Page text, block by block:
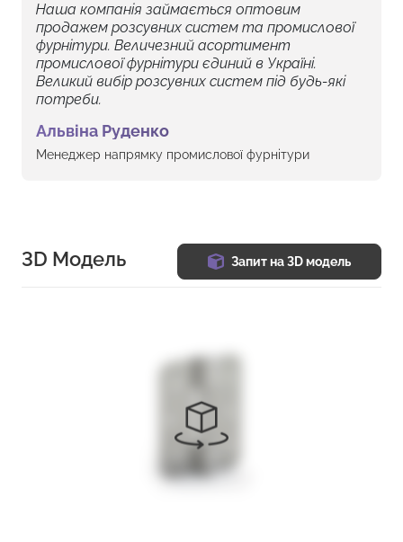
Наша компанія займається оптовим
продажем розсувних систем та промислової
фурнітури. Величезний асортимент
промислової фурнітури єдиний в Україні.
Великий вибір розсувних систем під будь-які
потреби.
Альвіна Руденко
Менеджер напрямку промислової фурнітури
3D Модель Запит на 3D модель